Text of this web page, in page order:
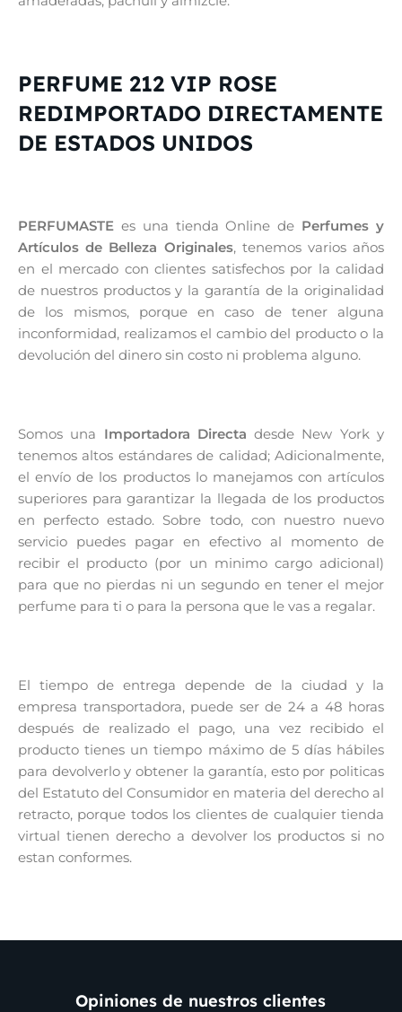
PERFUME 212 VIP ROSE
REDIMPORTADO DIRECTAMENTE
DE ESTADOS UNIDOS
PERFUMASTE es una tienda Online de Perfumes y
Artículos de Belleza Originales, tenemos varios años
en el mercado con clientes satisfechos por la calidad
de nuestros productos y la garantía de la originalidad
de los mismos, porque en caso de tener alguna
inconformidad, realizamos el cambio del producto o la
devolución del dinero sin costo ni problema alguno.
Somos una Importadora Directa desde New York y
tenemos altos estándares de calidad; Adicionalmente,
el envío de los productos lo manejamos con artículos
superiores para garantizar la llegada de los productos
en perfecto estado. Sobre todo, con nuestro nuevo
servicio puedes pagar en efectivo al momento de
recibir el producto (por un minimo cargo adicional)
para que no pierdas ni un segundo en tener el mejor
perfume para ti o para la persona que le vas a regalar.
El tiempo de entrega depende de la ciudad y la
empresa transportadora, puede ser de 24 a 48 horas
después de realizado el pago, una vez recibido el
producto tienes un tiempo máximo de 5 días hábiles
para devolverlo y obtener la garantía, esto por politicas
del Estatuto del Consumidor en materia del derecho al
retracto, porque todos los clientes de cualquier tienda
virtual tienen derecho a devolver los productos si no
estan conformes.
Opiniones de nuestros clientes